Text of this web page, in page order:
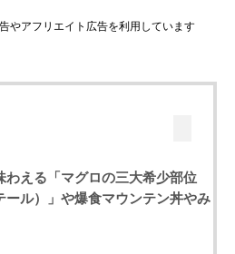
やアフリエイト広告を利用しています
わえる「マグロの三大希少部位
ール）」や爆食マウンテン丼やみ